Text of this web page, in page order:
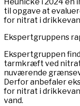
Heunicke i 2024
til opgave at
for nitrat i
Ekspertgruppens
Ekspertgruppen
tarmkræft ved
nuværende
Derfor anbefaler
for nitrat i
vand.